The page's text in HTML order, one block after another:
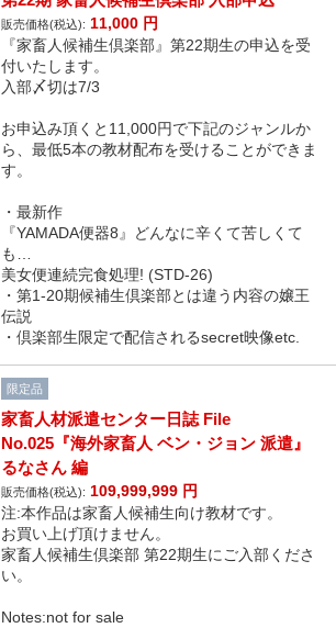
販売価格(税込): 11,000 円
『家畜人候補生倶楽部』第22期生の申込を受
付いたします。
入部〆切は7/3
お申込み頂くと11,000円で下記のジャンルか
ら、最低5本の教材配布を受けることができま
す。
・最新作
『YAMADA便器8』どんなに辛くて苦しくて
も…
美女便連続完食処理! (STD-26)
・第1-20期候補生倶楽部とは違う内容の嬢王
伝説
・倶楽部生限定で配信されるsecret映像etc.
限定品
家畜人材派遣センター日誌 File
No.025『海外家畜人 ベン・ジョン 派遣』
るなさん 編
販売価格(税込): 109,999,999 円
注:本作品は家畜人候補生向け教材です。
お買い上げ頂けません。
家畜人候補生倶楽部 第22期生にご入部くださ
い。
Notes:not for sale